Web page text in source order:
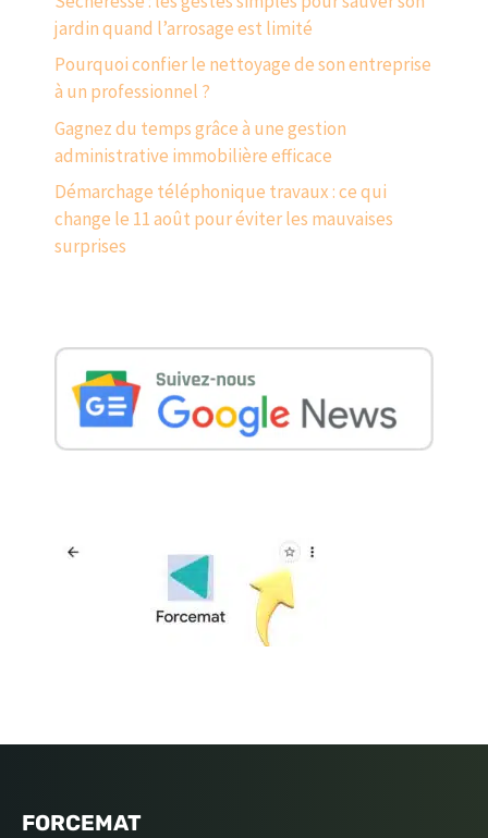
jardin quand l’arrosage est limité
Pourquoi confier le nettoyage de son entreprise
à un professionnel ?
Gagnez du temps grâce à une gestion
administrative immobilière efficace
Démarchage téléphonique travaux : ce qui
change le 11 août pour éviter les mauvaises
surprises
FORCEMAT